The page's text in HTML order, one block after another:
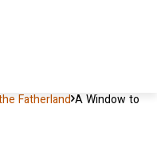
Fatherland A Window to